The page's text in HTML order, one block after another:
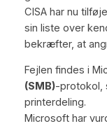
CISA har nu
sin liste over
bekræfter, at
Fejlen findes i
(SMB)-protokol,
printerdeling.
Microsoft har